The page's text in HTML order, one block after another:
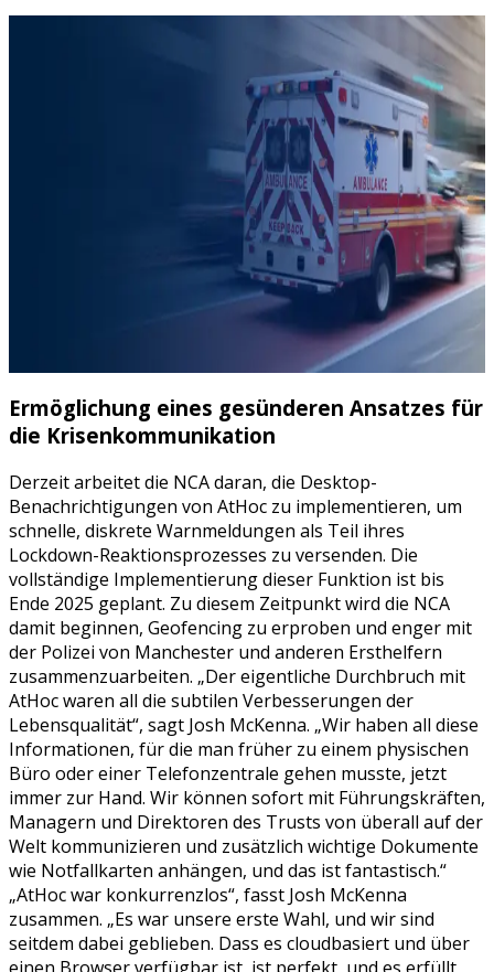
Ermöglichung eines gesünderen Ansatzes für
die Krisenkommunikation
Derzeit arbeitet die NCA daran, die Desktop-
Benachrichtigungen von AtHoc zu implementieren, um
schnelle, diskrete Warnmeldungen als Teil ihres
Lockdown-Reaktionsprozesses zu versenden. Die
vollständige Implementierung dieser Funktion ist bis
Ende 2025 geplant. Zu diesem Zeitpunkt wird die NCA
damit beginnen, Geofencing zu erproben und enger mit
der Polizei von Manchester und anderen Ersthelfern
zusammenzuarbeiten. „Der eigentliche Durchbruch mit
AtHoc waren all die subtilen Verbesserungen der
Lebensqualität“, sagt Josh McKenna. „Wir haben all diese
Informationen, für die man früher zu einem physischen
Büro oder einer Telefonzentrale gehen musste, jetzt
immer zur Hand. Wir können sofort mit Führungskräften,
Managern und Direktoren des Trusts von überall auf der
Welt kommunizieren und zusätzlich wichtige Dokumente
wie Notfallkarten anhängen, und das ist fantastisch.“
„AtHoc war konkurrenzlos“, fasst Josh McKenna
zusammen. „Es war unsere erste Wahl, und wir sind
seitdem dabei geblieben. Dass es cloudbasiert und über